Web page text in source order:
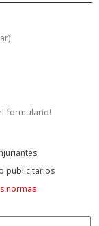
)
formulario!
publicitarios
normas